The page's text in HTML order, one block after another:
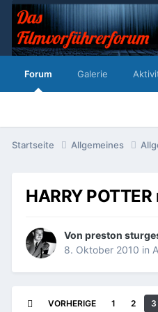
Forum Galerie
Startseite Allgemeines
HARRY
Von preston
8. Oktober 2010 in
VORHERIGE 1 2 3